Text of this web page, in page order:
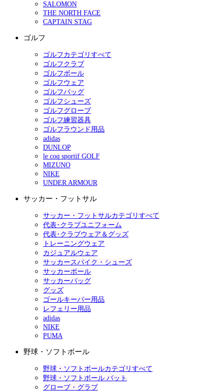
SALOMON
THE NORTH FACE
CAPTAIN STAG
ゴルフ
ゴルフカテゴリすべて
ゴルフクラブ
ゴルフボール
ゴルフウェア
ゴルフバッグ
ゴルフシューズ
ゴルフグローブ
ゴルフ練習器具
ゴルフラウンド用品
adidas
DUNLOP
le coq sportif GOLF
MIZUNO
NIKE
UNDER ARMOUR
サッカー・フットサル
サッカー・フットサルカテゴリすべて
代表･クラブユニフォーム
代表･クラブウェア＆グッズ
トレーニングウェア
カジュアルウェア
サッカースパイク・シューズ
サッカーボール
サッカーバッグ
グッズ
ゴールキーパー用品
レフェリー用品
adidas
NIKE
PUMA
野球・ソフトボール
野球・ソフトボールカテゴリすべて
野球・ソフトボール バット
グローブ・グラブ